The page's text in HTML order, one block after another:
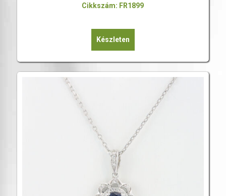
Cikkszám: FR1899
Készleten